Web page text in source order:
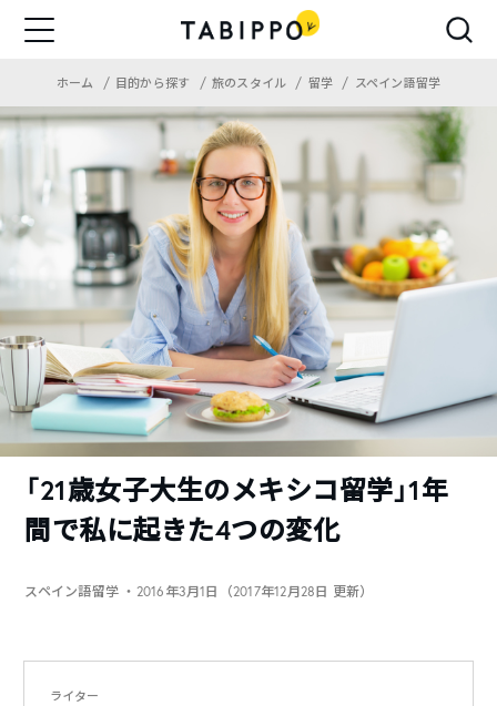
ホーム 目的から探す 旅のスタイル 留学 スペイン語留学
「21歳女子大生のメキシコ留学」1年
間で私に起きた4つの変化
スペイン語留学 ・2016年3月1日（2017年12月28日 更新）
ライター